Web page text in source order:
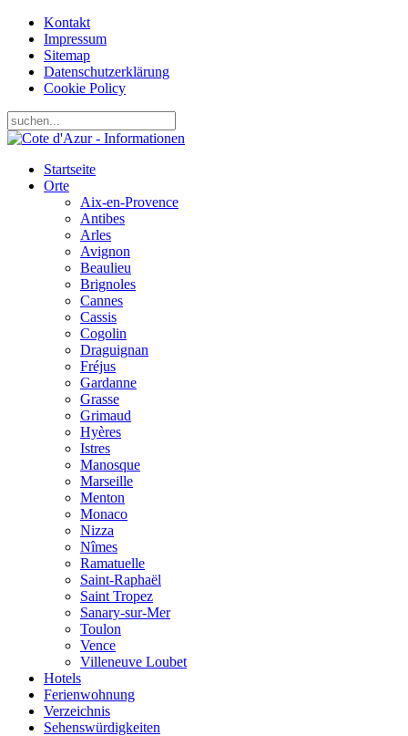
Kontakt
Impressum
Sitemap
Datenschutzerklärung
Cookie Policy
Startseite
Orte
Aix-en-Provence
Antibes
Arles
Avignon
Beaulieu
Brignoles
Cannes
Cassis
Cogolin
Draguignan
Fréjus
Gardanne
Grasse
Grimaud
Hyères
Istres
Manosque
Marseille
Menton
Monaco
Nizza
Nîmes
Ramatuelle
Saint-Raphaël
Saint Tropez
Sanary-sur-Mer
Toulon
Vence
Villeneuve Loubet
Hotels
Ferienwohnung
Verzeichnis
Sehenswürdigkeiten